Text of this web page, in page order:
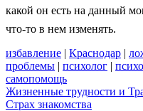
какой он есть на данный
что-то в нем изменять.
избавление | Краснодар |
проблемы | психолог |
самопомощь
Жизненные трудности и
Страх знакомства